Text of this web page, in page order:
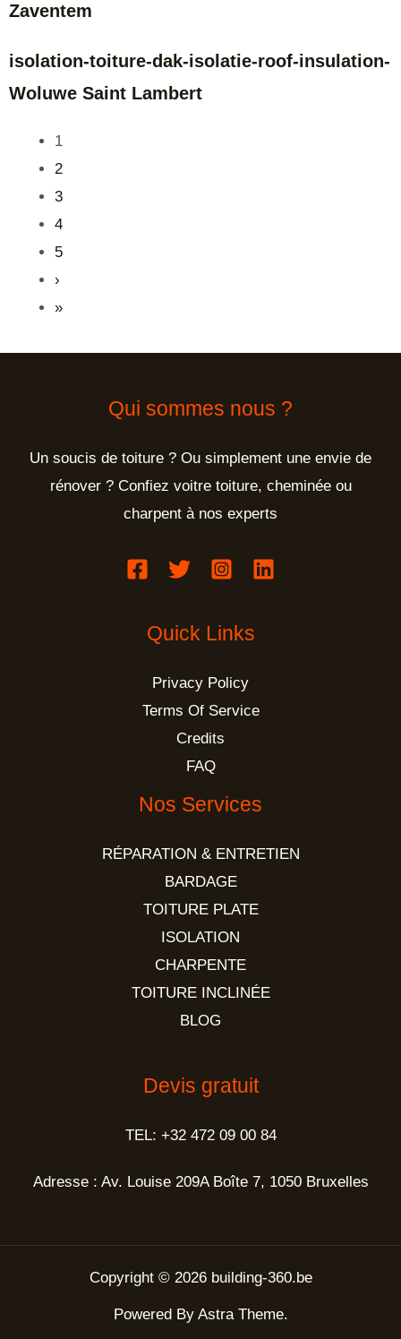
Zaventem
isolation-toiture-dak-isolatie-roof-insulation-
Woluwe Saint Lambert
1
2
3
4
5
›
»
Qui sommes nous ?
Un soucis de toiture ? Ou simplement une envie de
rénover ? Confiez voitre toiture, cheminée ou
charpent à nos experts
Quick Links
Privacy Policy
Terms Of Service
Credits
FAQ
Nos Services
RÉPARATION & ENTRETIEN
BARDAGE
TOITURE PLATE
ISOLATION
CHARPENTE
TOITURE INCLINÉE
BLOG
Devis gratuit
TEL: +32 472 09 00 84
Adresse : Av. Louise 209A Boîte 7, 1050 Bruxelles
Copyright © 2026 building-360.be
Powered By Astra Theme.